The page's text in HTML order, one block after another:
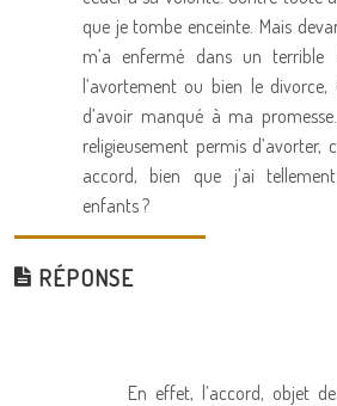
que je tombe enceinte. Mais
m’a enfermé dans un
l’avortement ou bien le
d’avoir manqué à ma
religieusement permis
accord, bien que j’ai
enfants ?
RÉPONSE
En effet, l’accord, objet